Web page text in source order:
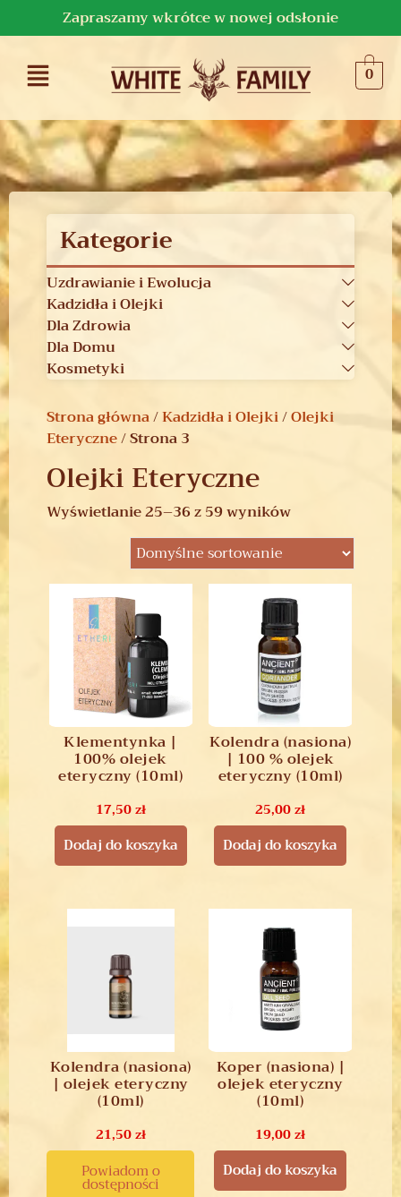
Zapraszamy wkrótce w nowej odsłonie
0
Kategorie
Uzdrawianie i Ewolucja
Kadzidła i Olejki
Dla Zdrowia
Dla Domu
Kosmetyki
Strona główna/Kadzidła i Olejki/Olejki
Eteryczne/ Strona 3
Olejki Eteryczne
Wyświetlanie 25–36 z 59 wyników
Klementynka |
100% olejek
eteryczny (10ml)
17,50zł
Dodaj do koszyka
Kolendra (nasiona)
| 100 % olejek
eteryczny (10ml)
25,00zł
Dodaj do koszyka
Kolendra (nasiona)
| olejek eteryczny
(10ml)
21,50zł
Powiadom o
dostępności
Koper (nasiona) |
olejek eteryczny
(10ml)
19,00zł
Dodaj do koszyka